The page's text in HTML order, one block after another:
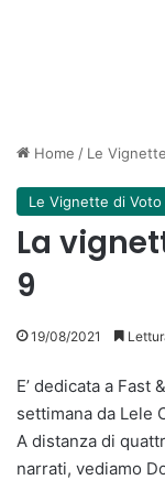
Home / Le
Le Vignette di Voto
La
9
19/08/2021
E’ dedicata a
settimana da Lele
A distanza di
narrati, vediamo